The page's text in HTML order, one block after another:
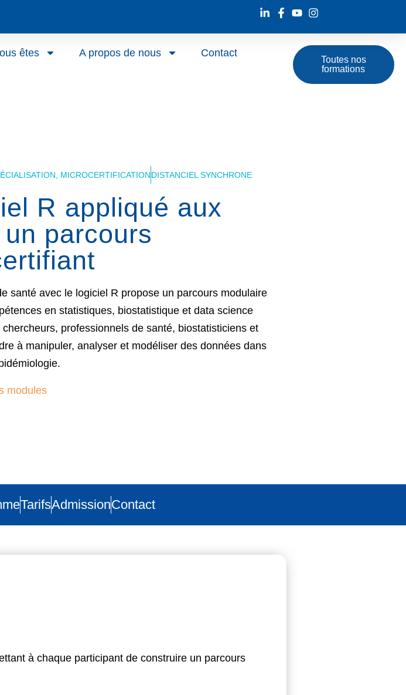
êtes A propos de nous Contact
Toutes nos
formations
MICROCERTIFICATIONDISTANCIEL SYNCHRONE
R appliqué aux
parcours
santé avec le logiciel R propose un parcours modulaire
en statistiques, biostatistique et data science
professionnels de santé, biostatisticiens et
à manipuler, analyser et modéliser des données dans
modules
TarifsAdmissionContact
à chaque participant de construire un parcours